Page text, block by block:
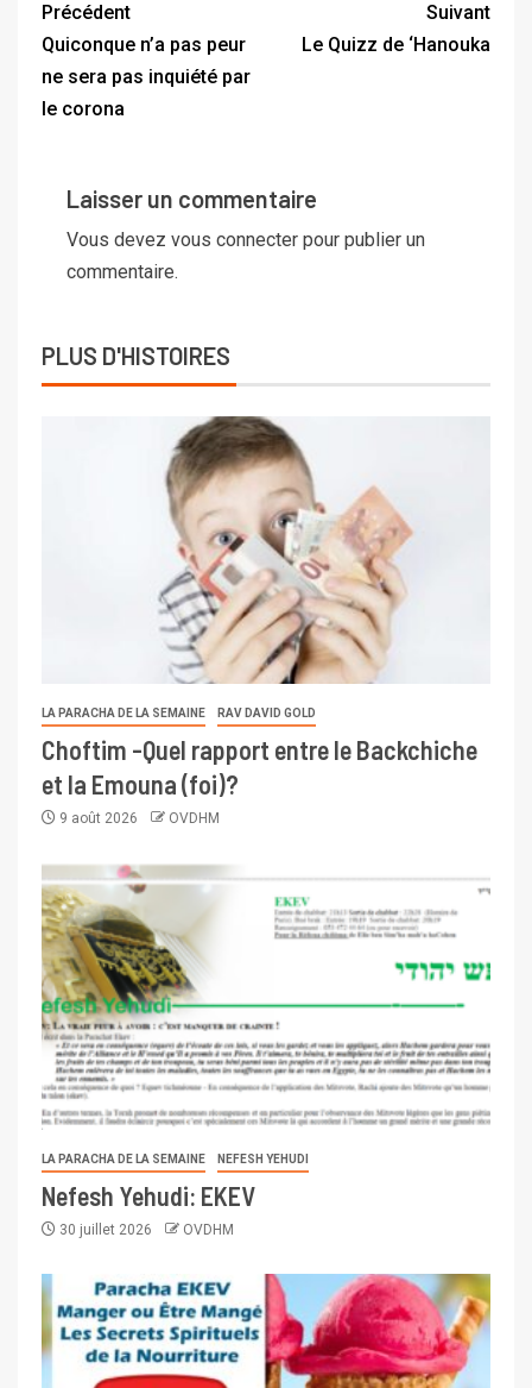
Précédent
Quiconque n’a pas peur
ne sera pas inquiété par
le corona
Suivant
Le Quizz de ‘Hanouka
Laisser un commentaire
Vous devez vous connecter pour publier un
commentaire.
PLUS D'HISTOIRES
LA PARACHA DE LA SEMAINE RAV DAVID GOLD
Choftim -Quel rapport entre le Backchiche
et la Emouna (foi)?
9 août 2026 OVDHM
LA PARACHA DE LA SEMAINE NEFESH YEHUDI
Nefesh Yehudi: EKEV
30 juillet 2026 OVDHM